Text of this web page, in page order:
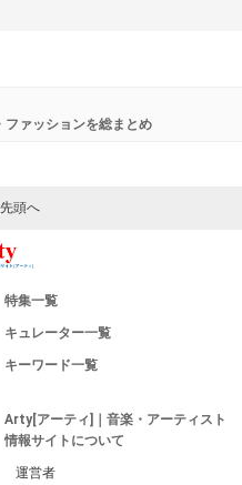
ファッションを総まとめ
頭へ
特集一覧
キュレーター一覧
キーワード一覧
Arty[アーティ]｜音楽・アーティスト
情報サイトについて
運営者